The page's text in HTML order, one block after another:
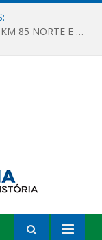
OBRAS DA QUADRA POLIESPORTIVA DO KM 85 NORTE E DA ESCOLA GASPAR VIANA AVANÇAM